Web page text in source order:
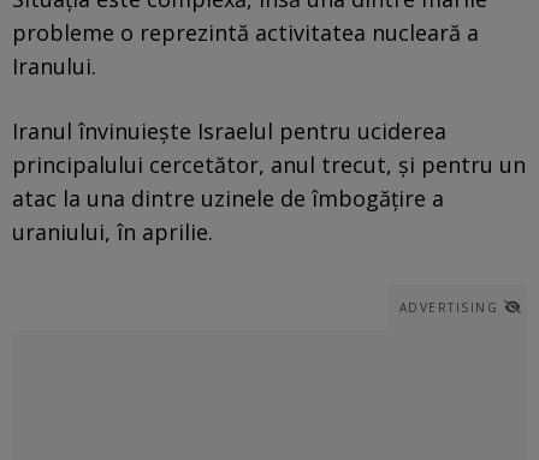
probleme o reprezintă activitatea nucleară a
Iranului.
Iranul învinuieşte Israelul pentru uciderea
principalului cercetător, anul trecut, şi pentru un
atac la una dintre uzinele de îmbogăţire a
uraniului, în aprilie.
ADVERTISING